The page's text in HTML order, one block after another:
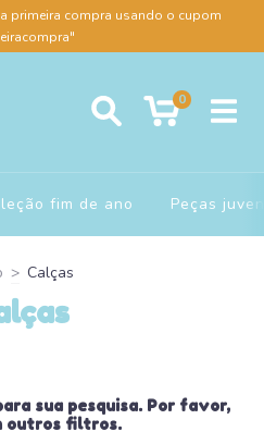
primeira compra usando o cupom
0
fim de ano Peças
> Calças
sua pesquisa. Por favor,
outros filtros.